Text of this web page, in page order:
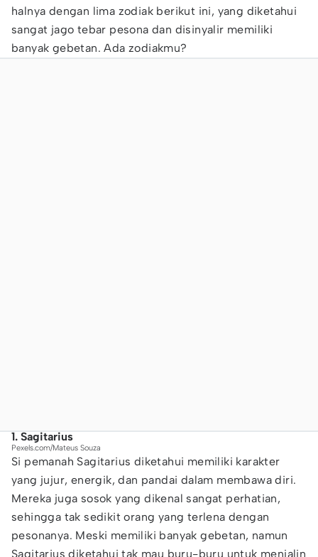
halnya dengan lima zodiak berikut ini, yang diketahui
sangat jago tebar pesona dan disinyalir memiliki
banyak gebetan. Ada zodiakmu?
1. Sagitarius
Pexels.com/Mateus Souza
Si pemanah Sagitarius diketahui memiliki karakter
yang jujur, energik, dan pandai dalam membawa diri.
Mereka juga sosok yang dikenal sangat perhatian,
sehingga tak sedikit orang yang terlena dengan
pesonanya. Meski memiliki banyak gebetan, namun
Sagitarius diketahui tak mau buru-buru untuk menjalin